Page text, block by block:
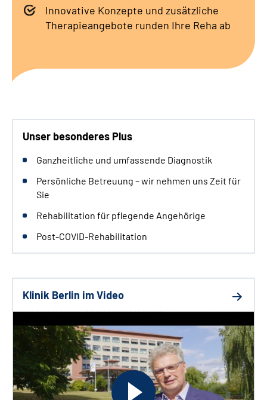
Innovative Konzepte und zusätzliche
Therapieangebote runden Ihre Reha ab
Unser besonderes Plus
Ganzheitliche und umfassende Diagnostik
Persönliche Betreuung – wir nehmen uns Zeit für
Sie
Rehabilitation für pflegende Angehörige
Post-COVID-Rehabilitation
Klinik Berlin im Video